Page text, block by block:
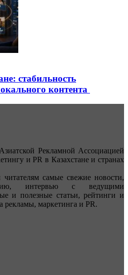
стабильность
контента
Рекламной Ассоциацией
и PR в Казахстане и странах
самые свежие новости,
интервью с ведущими
и полезные статьи, рейтинги и
рекламы, маркетинга и PR.